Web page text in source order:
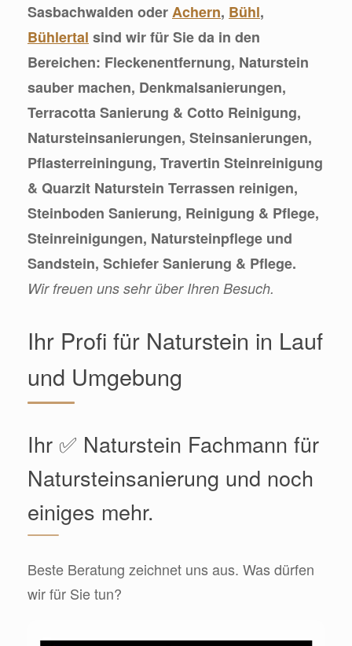
Sasbachwalden oderAchern, Bühl,
Bühlertal sind wir für Sie da in den
Bereichen: Fleckenentfernung, Naturstein
sauber machen, Denkmalsanierungen,
Terracotta Sanierung & Cotto Reinigung,
Natursteinsanierungen, Steinsanierungen,
Pflasterreiningung, Travertin Steinreinigung
& Quarzit Naturstein Terrassen reinigen,
Steinboden Sanierung, Reinigung & Pflege,
Steinreinigungen, Natursteinpflege und
Sandstein, Schiefer Sanierung & Pflege.
Wir freuen uns sehr über Ihren Besuch.
Ihr Profi für Naturstein in Lauf
und Umgebung
Ihr ✅ Naturstein Fachmann für
Natursteinsanierung und noch
einiges mehr.
Beste Beratung zeichnet uns aus. Was dürfen
wir für Sie tun?